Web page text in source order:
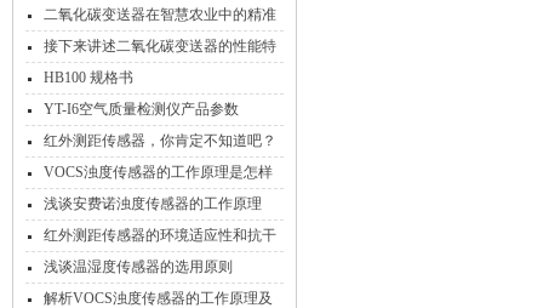
二氧化碳变送器在智慧农业中的精准
控温控湿实践
接下来讲述二氧化碳变送器的性能特
点
HB100 规格书
YT-I6空气质量检测仪产品参数
红外测距传感器，你肯定不知道吧？
还不来看看！
VOCS浊度传感器的工作原理是怎样
的？
浅谈安费诺浊度传感器的工作原理
红外测距传感器的环境适应性和抗干
扰能力研究
浅谈温湿度传感器的选用原则
解析VOCS浊度传感器的工作原理及